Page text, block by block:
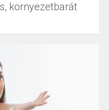
környezetbarát